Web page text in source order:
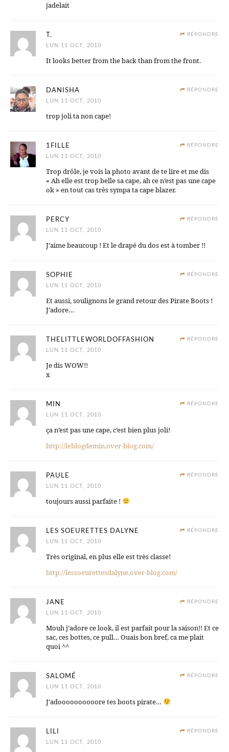
jadelait
RÉPONDRE
T.
LUN 11 OCT, 2010
It looks better from the back than from the front.
RÉPONDRE
DANISHA
LUN 11 OCT, 2010
trop joli ta non cape!
RÉPONDRE
1FILLE
LUN 11 OCT, 2010
Trop drôle, je vois la photo avant de te lire et me dis
« Ah elle est trop belle sa cape, ah ce n’est pas une cape
ok » en tout cas très sympa ta cape blazer.
RÉPONDRE
PERCY
LUN 11 OCT, 2010
J’aime beaucoup ! Et le drapé du dos est à tomber !!
RÉPONDRE
SOPHIE
LUN 11 OCT, 2010
Et aussi, soulignons le grand retour des Pirate Boots !
J’adore…
RÉPONDRE
THELITTLEWORLDOFFASHION
LUN 11 OCT, 2010
Je dis WOW!!
x
RÉPONDRE
MIN
LUN 11 OCT, 2010
ça n’est pas une cape, c’est bien plus joli!
http://leblogdemin.over-blog.com/
RÉPONDRE
PAULE
LUN 11 OCT, 2010
toujours aussi parfaite !
RÉPONDRE
LES SOEURETTES DALYNE
LUN 11 OCT, 2010
Très original, en plus elle est très classe!
http://lessoeurettesdalyne.over-blog.com/
RÉPONDRE
JANE
LUN 11 OCT, 2010
Mouh j’adore ce look, il est parfait pour la saison!! Et ce
sac, ces bottes, ce pull… Ouais bon bref, ca me plait
quoi ^^
RÉPONDRE
SALOMÉ
LUN 11 OCT, 2010
J’adoooooooooore tes boots pirate…
RÉPONDRE
LILI
LUN 11 OCT, 2010